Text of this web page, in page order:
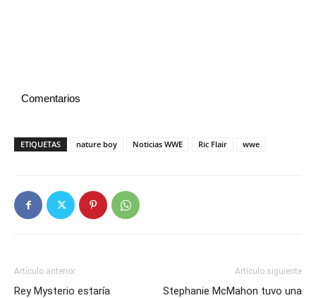
Comentarios
ETIQUETAS nature boy Noticias WWE Ric Flair wwe
Artículo anterior
Rey Mysterio estaría
Artículo siguiente
Stephanie McMahon tuvo una